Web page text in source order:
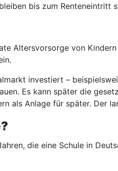
bis zum Renteneintritt
Altersvorsorge von
investiert –
Es kann später die
als Anlage für später. Der
die eine Schule in